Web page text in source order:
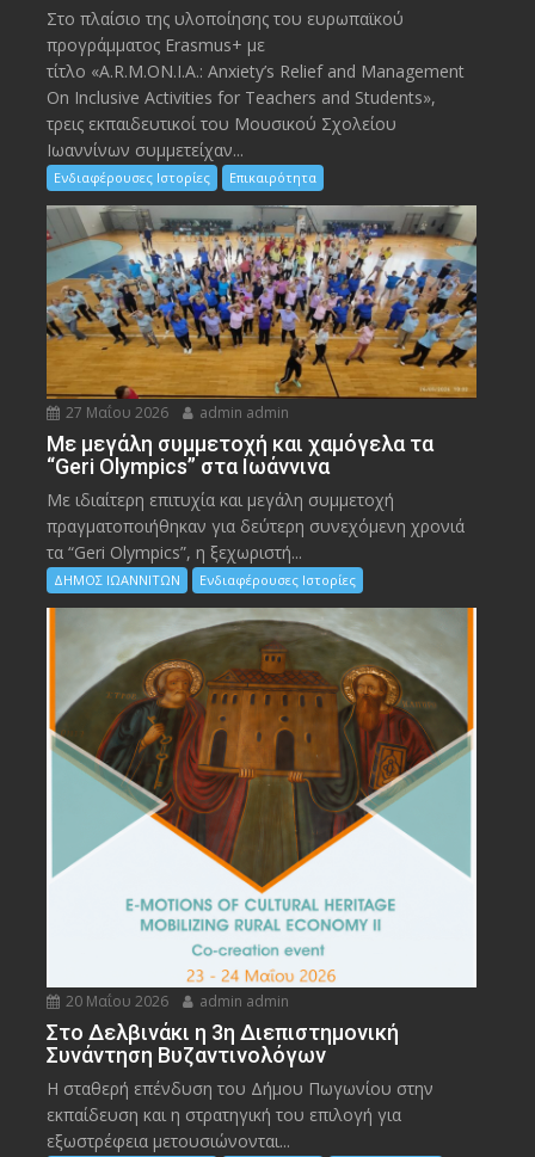
Στο πλαίσιο της υλοποίησης του ευρωπαϊκού
προγράμματος Erasmus+ με
τίτλο «A.R.M.ON.I.A.: Anxiety’s Relief and Management
On Inclusive Activities for Teachers and Students»,
τρεις εκπαιδευτικοί του Μουσικού Σχολείου
Ιωαννίνων συμμετείχαν...
Ενδιαφέρουσες Ιστορίες Επικαιρότητα
27 Μαΐου 2026 admin admin
Με μεγάλη συμμετοχή και χαμόγελα τα
“Geri Olympics” στα Ιωάννινα
Με ιδιαίτερη επιτυχία και μεγάλη συμμετοχή
πραγματοποιήθηκαν για δεύτερη συνεχόμενη χρονιά
τα “Geri Olympics”, η ξεχωριστή...
ΔΗΜΟΣ ΙΩΑΝΝΙΤΩΝ Ενδιαφέρουσες Ιστορίες
20 Μαΐου 2026 admin admin
Στο Δελβινάκι η 3η Διεπιστημονική
Συνάντηση Βυζαντινολόγων
Η σταθερή επένδυση του Δήμου Πωγωνίου στην
εκπαίδευση και η στρατηγική του επιλογή για
εξωστρέφεια μετουσιώνονται...